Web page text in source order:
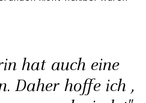
hat auch eine
Daher hoffe ich ,